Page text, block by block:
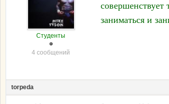
Студенты
4 сообщений
заниматься и
torpeda